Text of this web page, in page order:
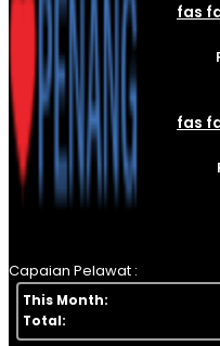
fas
fas
Capaian Pelawat :
This Month:
Total: